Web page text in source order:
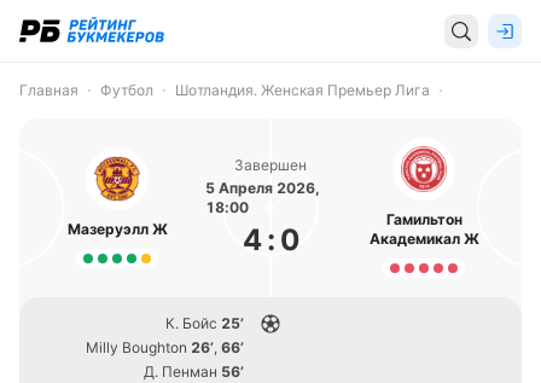
Главная Футбол Шотландия. Женская Премьер Лига
Мазеруэлл Ж
Завершен
5 Апреля 2026,
18:00
4: 0
Гамильтон
Академикал Ж
К. Бойс 25’
Milly Boughton 26’, 66’
Д. Пенман 56’